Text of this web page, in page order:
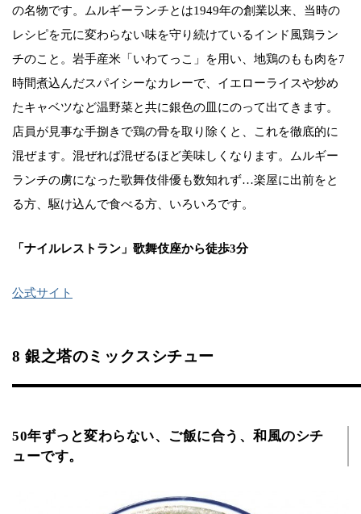
の名物です。ムルギーランチとは1949年の創業以来、当時の
レシピを元に変わらない味を守り続けているインド風鶏ラン
チのこと。岩手産米「いわてっこ」を用い、地鶏のもも肉を7
時間煮込んだスパイシーなカレーで、イエローライスや炒め
たキャベツなど温野菜と共に銀色の皿にのって出てきます。
店員が見事な手捌きで鶏の骨を取り除くと、これを徹底的に
混ぜます。混ぜれば混ぜるほど美味しくなります。ムルギー
ランチの虜になった歌舞伎俳優も数知れず…楽屋に出前をと
る方、駆け込んで食べる方、いろいろです。
「ナイルレストラン」歌舞伎座から徒歩3分
公式サイト
8 銀之塔のミックスシチュー
50年ずっと変わらない、ご飯に合う、和風のシチ
ューです。